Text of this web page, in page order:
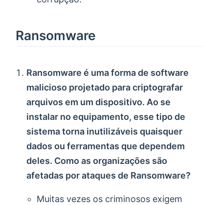
Ransomware
Ransomware é uma forma de software
malicioso projetado para criptografar
arquivos em um dispositivo. Ao se
instalar no equipamento, esse tipo de
sistema torna inutilizáveis quaisquer
dados ou ferramentas que dependem
deles. Como as organizações são
afetadas por ataques de Ransomware?
Muitas vezes os criminosos exigem